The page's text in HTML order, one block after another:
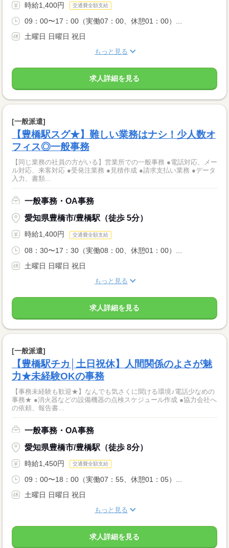
時給1,400円 交通費全額支給
09：00〜17：00（実働07：00、休憩01：00）...
土曜日 日曜日 祝日
もっと見る
求人詳細を見る
[一般派遣]
【豊橋駅スグ★】難しい業務はナシ！少人数オ
フィス◎一般事務
【同じ業務の社員の方がいる】営業所での一般事務 ●電話対応、メー
ル対応、来客対応 ●受発注業務 ●見積作成 ●請求支払い業務 ●データ
入力、書類...
一般事務・OA事務
愛知県豊橋市/豊橋駅（徒歩 5分）
時給1,400円 交通費全額支給
08：30〜17：30（実働08：00、休憩01：00）...
土曜日 日曜日 祝日
もっと見る
求人詳細を見る
[一般派遣]
【豊橋駅チカ│土日祝休】人間関係のよさが魅
力★未経験OKの事務
【事務未経験も歓迎★】なんでも気さくに聞ける環境♪電話少なめの
事務★ ●消火器などの設備機器の点検スケジュール作成 ●協力会社へ
の依頼、報告書...
一般事務・OA事務
愛知県豊橋市/豊橋駅（徒歩 8分）
時給1,450円 交通費全額支給
09：00〜18：00（実働07：55、休憩01：05）...
土曜日 日曜日 祝日
もっと見る
求人詳細を見る